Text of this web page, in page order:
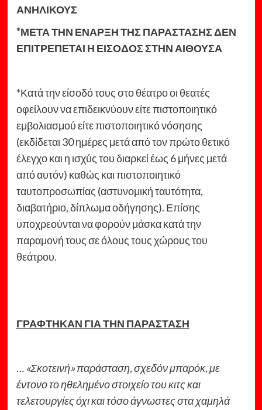
ΑΝΗΛΙΚΟΥΣ
*ΜΕΤΑ ΤΗΝ ΕΝΑΡΞΗ ΤΗΣ ΠΑΡΑΣΤΑΣΗΣ ΔΕΝ
ΕΠΙΤΡΕΠΕΤΑΙ Η ΕΙΣΟΔΟΣ ΣΤΗΝ ΑΙΘΟΥΣΑ
*Κατά την είσοδό τους στο θέατρο οι θεατές
οφείλουν να επιδεικνύουν είτε πιστοποιητικό
εμβολιασμού είτε πιστοποιητικό νόσησης
(εκδίδεται 30 ημέρες μετά από τον πρώτο θετικό
έλεγχο και η ισχύς του διαρκεί έως 6 μήνες μετά
από αυτόν) καθώς και πιστοποιητικό
ταυτοπροσωπίας (αστυνομική ταυτότητα,
διαβατήριο, δίπλωμα οδήγησης). Επίσης
υποχρεούνται να φορούν μάσκα κατά την
παραμονή τους σε όλους τους χώρους του
θεάτρου.
ΓΡΑΦΤΗΚΑΝ ΓΙΑ ΤΗΝ ΠΑΡΑΣΤΑΣΗ
… «Σκοτεινή» παράσταση, σχεδόν μπαρόκ, με
έντονο το ηθελημένο στοιχείο του κιτς και
τελετουργίες όχι και τόσο άγνωστες στα χαμηλά